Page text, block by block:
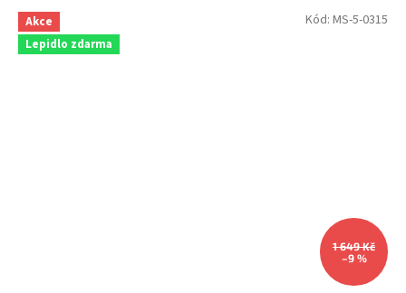
Akce
Lepidlo zdarma
1 649 Kč
–9 %
Kód: MS-5-0315